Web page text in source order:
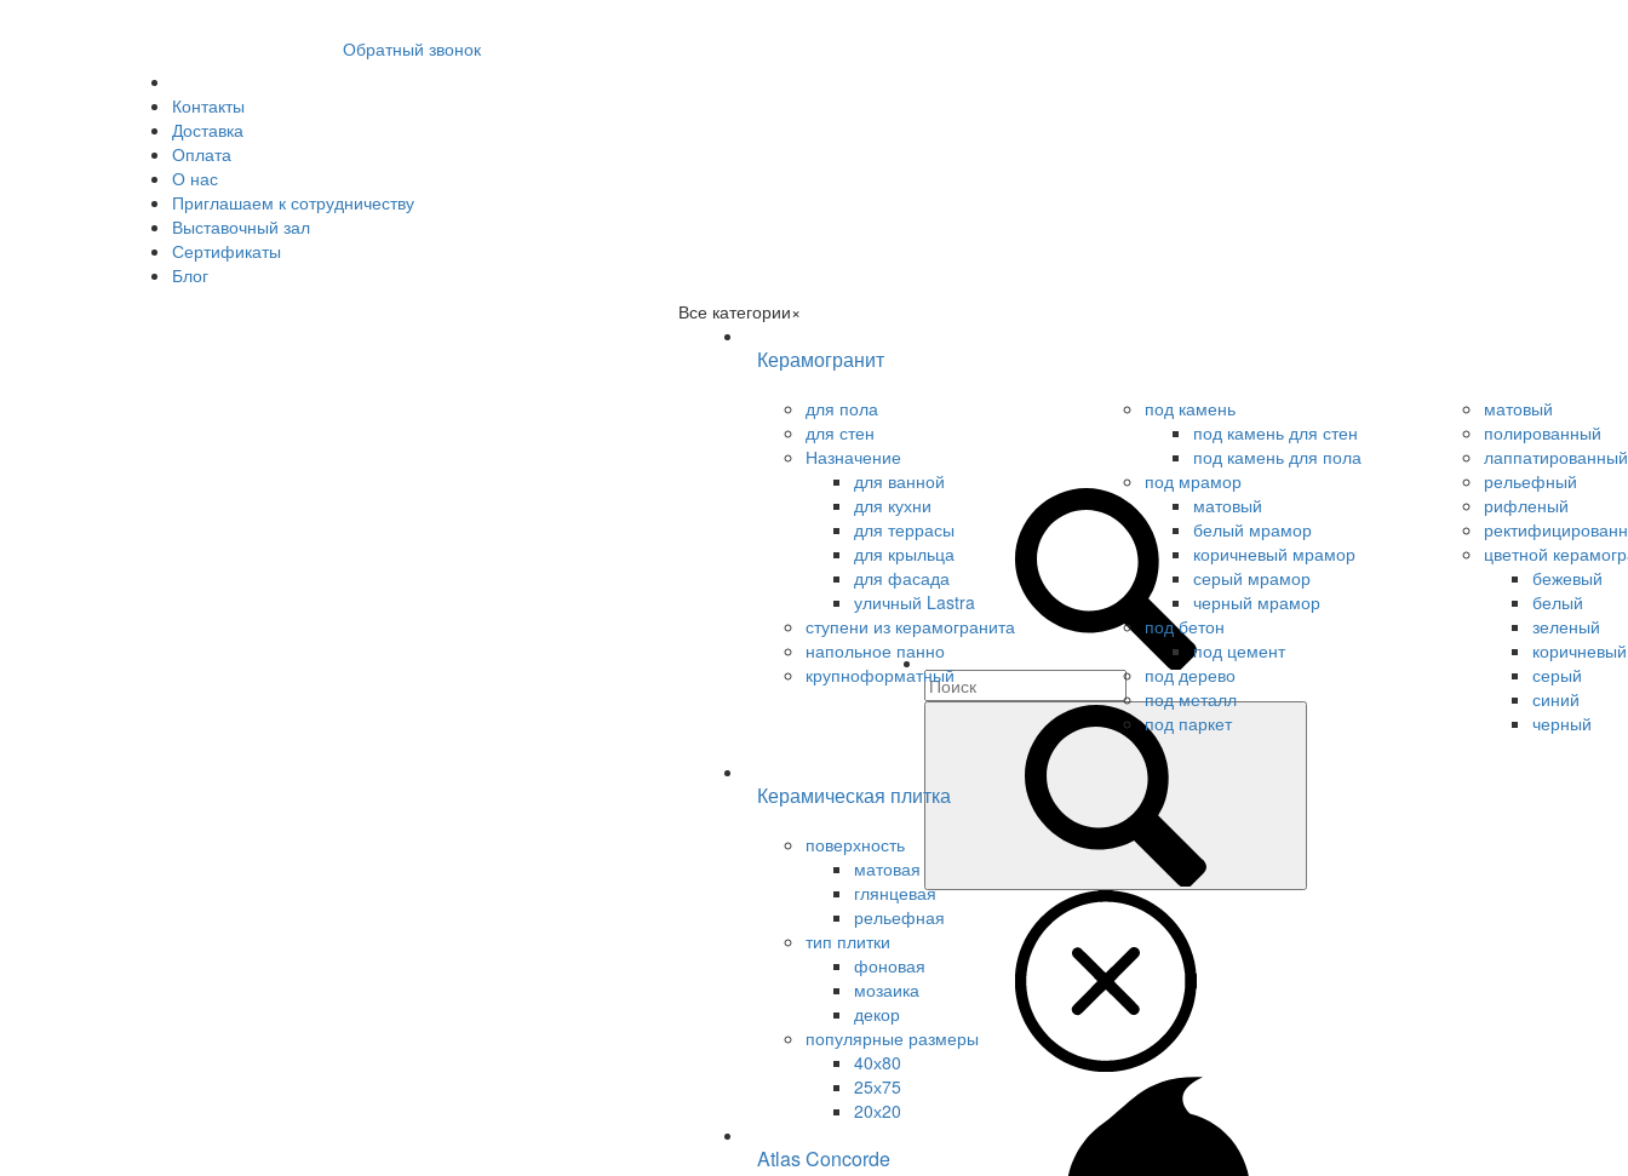
Обратный звонок
Контакты
Доставка
Оплата
О нас
Приглашаем к сотрудничеству
Выставочный зал
Сертификаты
Блог
Все категории×
Керамогранит
для пола
для стен
Назначение
для ванной
для кухни
для террасы
для крыльца
для фасада
уличный Lastra
ступени из керамогранита
напольное панно
крупноформатный
под камень
под камень для стен
под камень для пола
под мрамор
матовый
белый мрамор
коричневый мрамор
серый мрамор
черный мрамор
под бетон
под цемент
под дерево
под металл
под паркет
матовый
полированный
лаппатированный
рельефный
рифленый
цветной
бежевый
белый
зеленый
коричневый
серый
синий
черный
Керамическая плитка
поверхность
матовая
глянцевая
рельефная
тип плитки
фоновая
мозаика
декор
популярные размеры
40х80
25х75
20х20
Atlas Concorde